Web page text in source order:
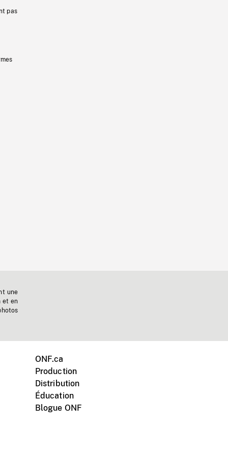
pas
une
et en
ONF.ca
Production
Distribution
Éducation
Blogue ONF